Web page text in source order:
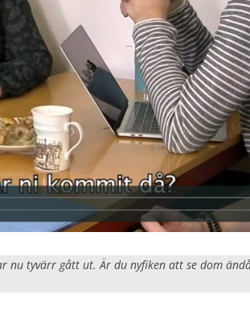
tyvärr gått ut. Är du nyfiken att se dom